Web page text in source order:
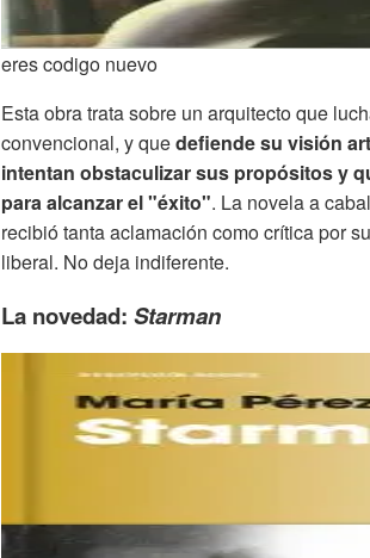
eres codigo nuevo
Esta obra trata sobre un arquitecto que
convencional, y quedefiende su visión
intentan obstaculizar sus propósitos y
para alcanzar el "éxito". La novela a
recibió tanta aclamación como crítica por
liberal. No deja indiferente.
La novedad: Starman